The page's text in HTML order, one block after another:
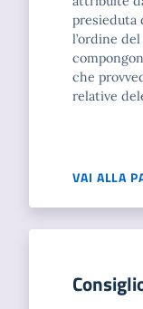
presieduta
l’ordine
che
relative
VAI ALLA